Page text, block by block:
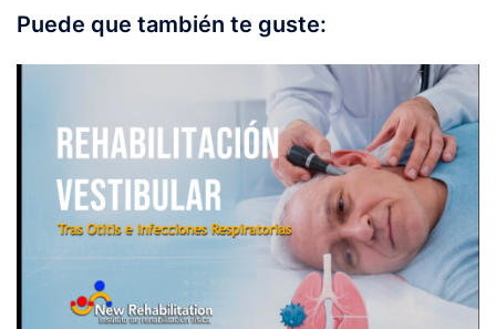
Puede que también te guste: